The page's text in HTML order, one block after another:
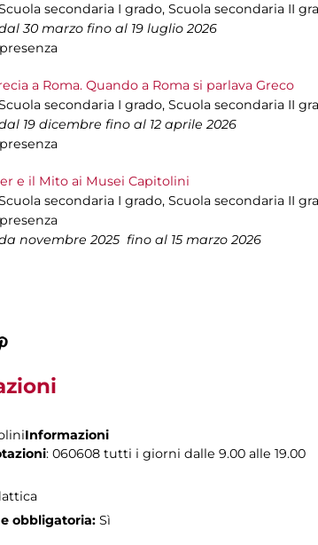
secondaria I grado, Scuola secondaria II
30 marzo fino al 19 luglio 2026
a Roma. Quando a Roma si parlava Greco
secondaria I grado, Scuola secondaria II
19 dicembre fino al 12 aprile 2026
e il Mito ai Musei Capitolini
secondaria I grado, Scuola secondaria II
novembre 2025 fino al 15 marzo 2026
Informazioni
: 060608 tutti i giorni dalle 9.00 alle 19.00
obbligatoria: Sì